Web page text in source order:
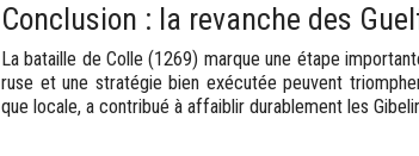
Conclusion : la revanche des
La bataille de Colle (1269) marque une étape
ruse et une stratégie bien exécutée peuvent
que locale, a contribué à affaiblir durablement les